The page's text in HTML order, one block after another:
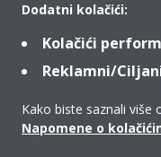
Kontakt
Proizvodi
Dodatni kolačići:
Kolačići
Reklamni/
Kako biste saznali više
Napomene o